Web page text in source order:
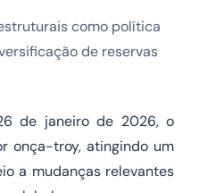
como política
de reservas
de janeiro de 2026, o
onça-troy, atingindo um
a mudanças relevantes